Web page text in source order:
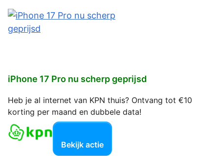
iPhone 17 Pro nu scherp geprijsd
Heb je al internet van KPN thuis? Ontvang tot €10
korting per maand en dubbele data!
Bekijk actie